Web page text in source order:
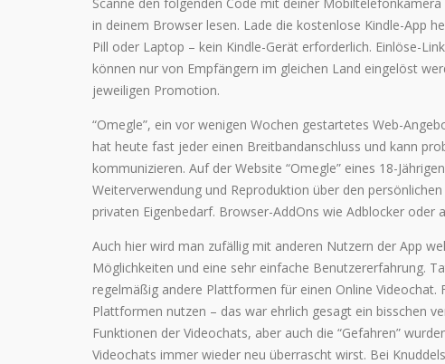
in deinem Browser lesen. Lade die kostenlose Kindle-App
Pill oder Laptop – kein Kindle-Gerät erforderlich. Einlöse-
können nur von Empfängern im gleichen Land eingelöst
jeweiligen Promotion.
“Omegle”, ein vor wenigen Wochen gestartetes Web-
hat heute fast jeder einen Breitbandanschluss und kann
kommunizieren. Auf der Website “Omegle” eines 18-
Weiterverwendung und Reproduktion über den
privaten Eigenbedarf. Browser-AddOns wie Adblocker oder
Auch hier wird man zufällig mit anderen Nutzern der App
Möglichkeiten und eine sehr einfache Benutzererfahrung.
regelmäßig andere Plattformen für einen Online
Plattformen nutzen – das war ehrlich gesagt ein bisschen
Funktionen der Videochats, aber auch die “Gefahren”
Videochats immer wieder neu überrascht wirst. Bei